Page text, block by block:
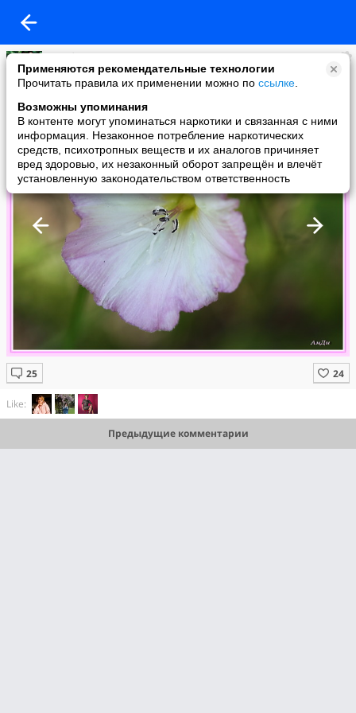
Применяются рекомендательные технологии
Прочитать правила их применении можно по ссылке
Возможны упоминания
В контенте могут упоминаться наркотики и связанная с ними
информация. Незаконное потребление наркотических
средств, психотропных веществ и их аналогов причиняет
вред здоровью, их незаконный оборот запрещён и влечёт
установленную законодательством ответственность
Улыбка
added a photo
09 Nov в 21:42
Like:
Предыдущие комментарии